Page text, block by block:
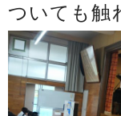
ついても触